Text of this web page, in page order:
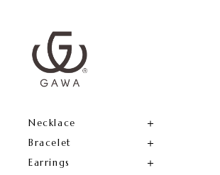
Necklace
Bracelet
Earrings